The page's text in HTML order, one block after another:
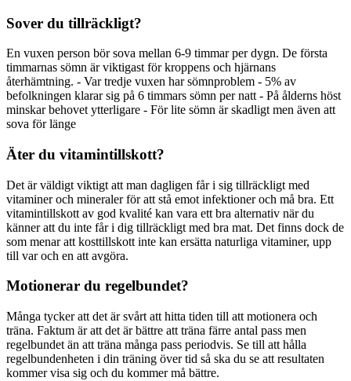
Sover du tillräckligt?
En vuxen person bör sova mellan 6-9 timmar per dygn. De första
timmarnas sömn är viktigast för kroppens och hjärnans
återhämtning. - Var tredje vuxen har sömnproblem - 5% av
befolkningen klarar sig på 6 timmars sömn per natt - På ålderns höst
minskar behovet ytterligare - För lite sömn är skadligt men även att
sova för länge
Äter du vitamintillskott?
Det är väldigt viktigt att man dagligen får i sig tillräckligt med
vitaminer och mineraler för att stå emot infektioner och må bra. Ett
vitamintillskott av god kvalité kan vara ett bra alternativ när du
känner att du inte får i dig tillräckligt med bra mat. Det finns dock de
som menar att kosttillskott inte kan ersätta naturliga vitaminer, upp
till var och en att avgöra.
Motionerar du regelbundet?
Många tycker att det är svårt att hitta tiden till att motionera och
träna. Faktum är att det är bättre att träna färre antal pass men
regelbundet än att träna många pass periodvis. Se till att hålla
regelbundenheten i din träning över tid så ska du se att resultaten
kommer visa sig och du kommer må bättre.